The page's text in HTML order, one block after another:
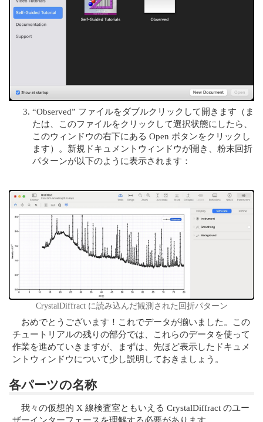
“Observed” ファイルをダブルクリックして開きます（ま
たは、このファイルをクリックして選択状態にしたら、
このウィンドウの右下にある Open ボタンをクリックし
ます）。新規ドキュメントウィンドウが開き、粉末回折
パターンが以下のように表示されます：
CrystalDiffract に読み込んだ観測された回折パターン
おめでとうございます！これでデータが揃いました。この
チュートリアルの残りの部分では、これらのデータを使って
作業を進めていきますが、まずは、先ほど表示したドキュメ
ントウィンドウについて少し説明しておきましょう。
各パーツの名称
我々の仮想的 X 線検査室ともいえる CrystalDiffract のユー
ザーインターフェースを理解する必要があります。